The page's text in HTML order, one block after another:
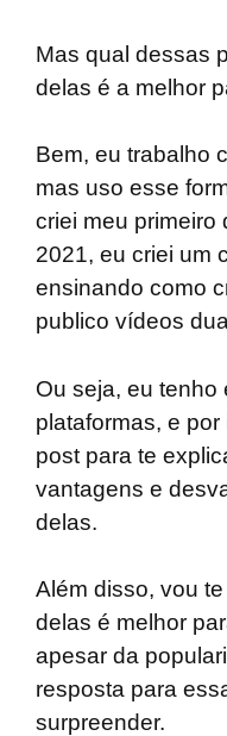
Mas qual dessas
delas é a melhor
Bem, eu trabalho
mas uso esse
criei meu primeiro
2021, eu criei um
ensinando como
publico vídeos
Ou seja, eu tenho
plataformas, e
post para te
vantagens e
delas.
Além disso, vou
delas é melhor
apesar da
resposta para
surpreender.